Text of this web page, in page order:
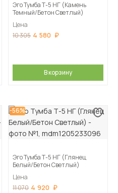
Эго Тумба Т-5 НГ (Камень
Темный/Бетон Светлый)
Цена
10 305 4 580
В корзину
-56%
Эго Тумба Т-5 НГ (Глянец
Белый/Бетон Светлый)
Цена
11 070 4 920